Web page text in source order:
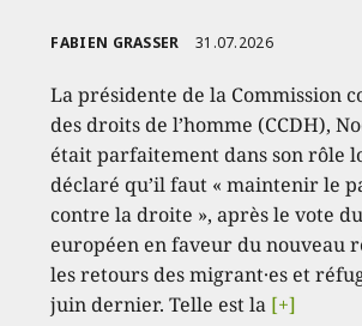
FABIEN GRASSER 31.07.2026
La présidente de la Commission
des droits de l’homme (CCDH),
était parfaitement dans son rôle
déclaré qu’il faut « maintenir le
contre la droite », après le vote
européen en faveur du nouveau
les retours des migrant·es et
juin dernier. Telle est la [+]